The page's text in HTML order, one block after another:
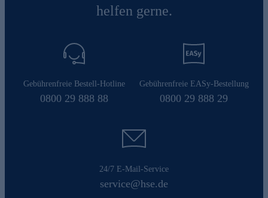
helfen gerne.
Gebührenfreie Bestell-Hotline
0800 29 888 88
Gebührenfreie EASy-Bestellung
0800 29 888 29
24/7 E-Mail-Service
service@hse.de